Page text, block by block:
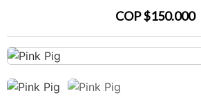
COP $150.000